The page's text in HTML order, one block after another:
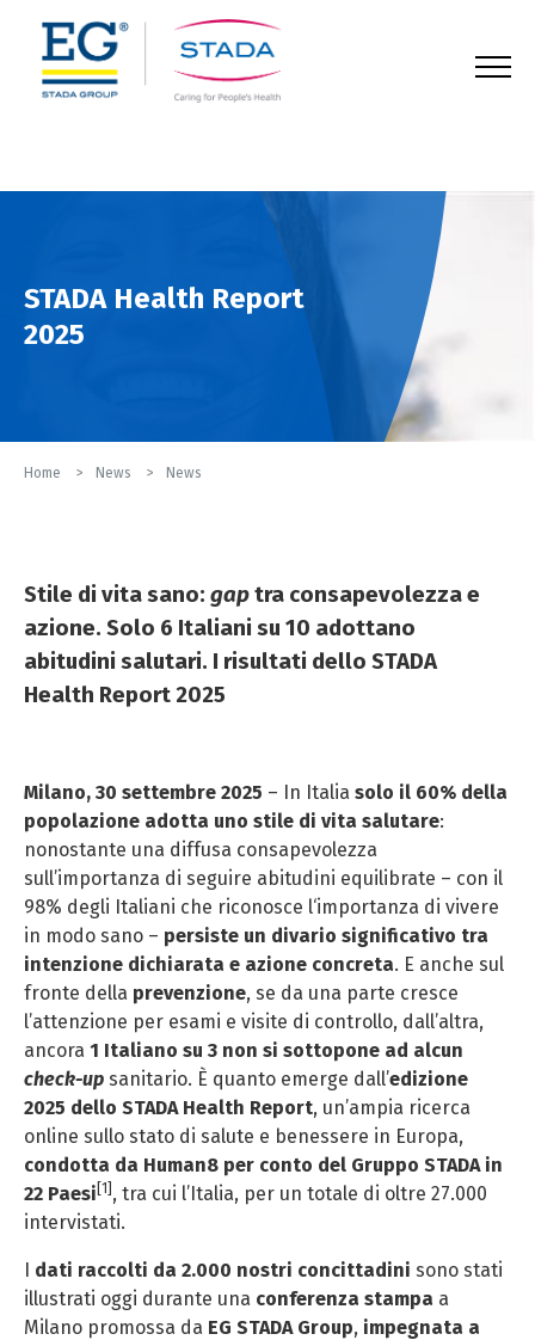
STADA Health Report
2025
Home News News
Stile di vita sano: gaptra consapevolezza e
azione. Solo 6 Italiani su 10 adottano
abitudini salutari. I risultati dello STADA
Health Report 2025
Milano, 30 settembre 2025 – In Italia solo il 60% della
popolazione adotta uno stile di vita salutare:
nonostante una diffusa consapevolezza
sull’importanza di seguire abitudini equilibrate – con il
98% degli Italiani che riconosce l‘importanza di vivere
in modo sano – persiste un divario significativo tra
intenzione dichiarata e azione concreta. E anche sul
fronte della prevenzione, se da una parte cresce
l’attenzione per esami e visite di controllo, dall’altra,
ancora 1 Italiano su 3 non si sottopone ad alcun
check-up sanitario. È quanto emerge dall’edizione
2025 dello STADA Health Report, un’ampia ricerca
online sullo stato di salute e benessere in Europa,
condotta da Human8 per conto del Gruppo STADA in
22 Paesi [1] , tra cui l’Italia, per un totale di oltre 27.000
intervistati.
I dati raccolti da 2.000 nostri concittadini sono stati
illustrati oggi durante una conferenza stampa a
Milano promossa da EG STADA Group, impegnata a